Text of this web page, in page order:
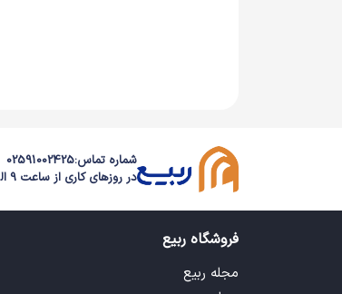
شماره تماس:02591002425
در روزهای کاری از ساعت 9 الی 15
فروشگاه ربیع
مجله ربیع